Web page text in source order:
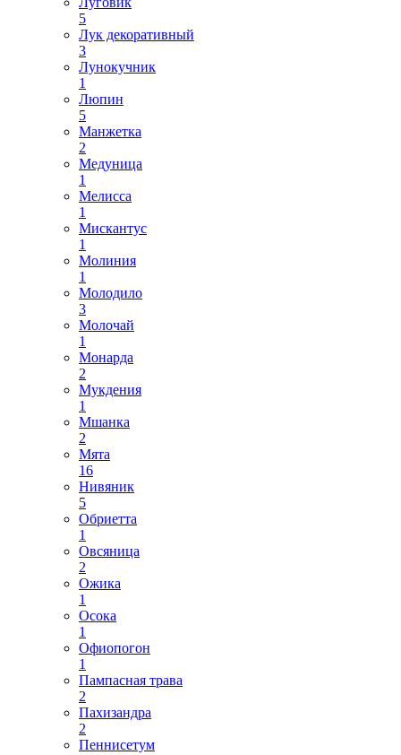
5
Лук декоративный
3
Лунокучник
1
Люпин
5
Манжетка
2
Медуница
1
Мелисса
1
Мискантус
1
Молиния
1
Молодило
3
Молочай
1
Монарда
2
Мукдения
1
Мшанка
2
Мята
16
Нивяник
5
Обриетта
1
Овсяница
2
Ожика
1
Осока
1
Офиопогон
1
Пампасная трава
2
Пахизандра
2
Пеннисетум